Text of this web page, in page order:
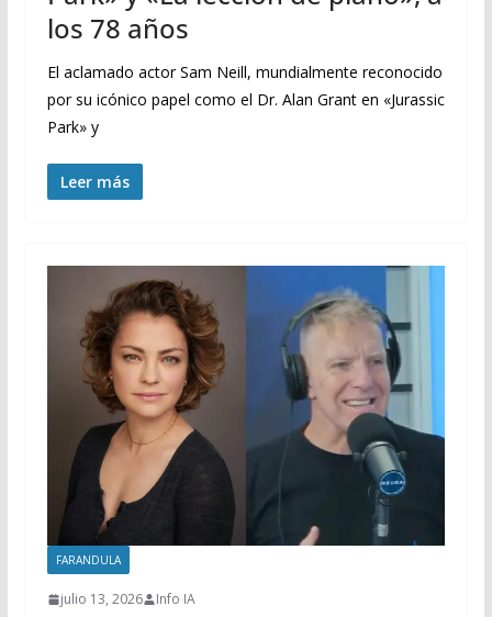
los 78 años
El aclamado actor Sam Neill, mundialmente reconocido
por su icónico papel como el Dr. Alan Grant en «Jurassic
Park» y
Leer más
FARANDULA
julio 13, 2026 Info IA